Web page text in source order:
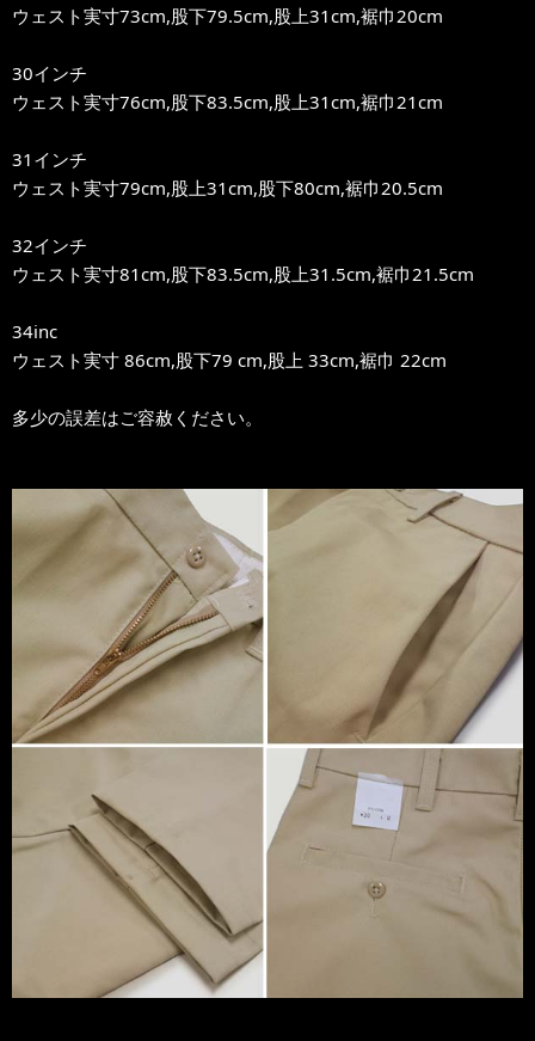
ウェスト実寸73cm,股下79.5cm,股上31cm,裾巾20cm
30インチ
ウェスト実寸76cm,股下83.5cm,股上31cm,裾巾21cm
31インチ
ウェスト実寸79cm,股上31cm,股下80cm,裾巾20.5cm
32インチ
ウェスト実寸81cm,股下83.5cm,股上31.5cm,裾巾21.5cm
34inc
ウェスト実寸 86cm,股下79 cm,股上 33cm,裾巾 22cm
多少の誤差はご容赦ください。